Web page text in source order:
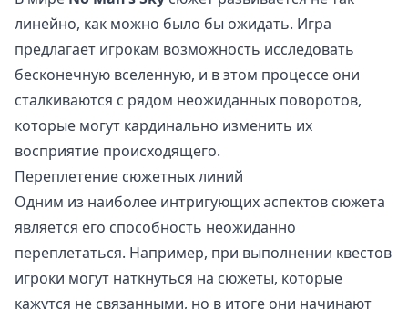
линейно, как можно было бы ожидать. Игра
предлагает игрокам возможность исследовать
бесконечную вселенную, и в этом процессе они
сталкиваются с рядом неожиданных поворотов,
которые могут кардинально изменить их
восприятие происходящего.
Переплетение сюжетных линий
Одним из наиболее интригующих аспектов сюжета
является его способность неожиданно
переплетаться. Например, при выполнении квестов
игроки могут наткнуться на сюжеты, которые
кажутся не связанными, но в итоге они начинают